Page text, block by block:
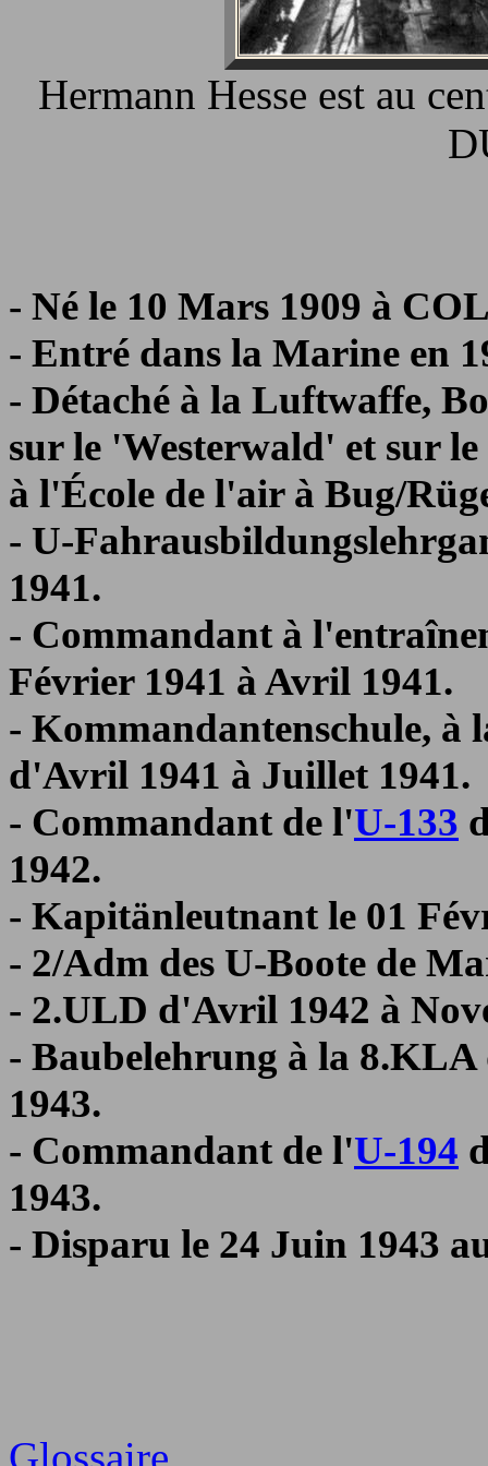
Hermann Hesse est au
- Né le 10 Mars 1909 à
- Entré dans la Marine en
- Détaché à la Luftwaffe,
sur le 'Westerwald' et sur
à l'École de l'air à Bug/
- U-
1941.
- Commandant à
Février 1941 à Avril 1941.
- Kommandantenschule, à
d'Avril 1941 à Juillet 1941.
- Commandant de l'U-133
1942.
- Kapitänleutnant le 01
- 2/Adm des U-Boote de
- 2.ULD d'Avril 1942 à
- Baubelehrung à la 8.KLA
1943.
- Commandant de l'U-194
1943.
- Disparu le 24 Juin 1943
Glossaire